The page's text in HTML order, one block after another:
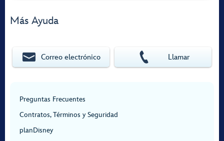
Más Ayuda
Correo electrónico Llamar
Preguntas Frecuentes
Contratos, Términos y Seguridad
planDisney